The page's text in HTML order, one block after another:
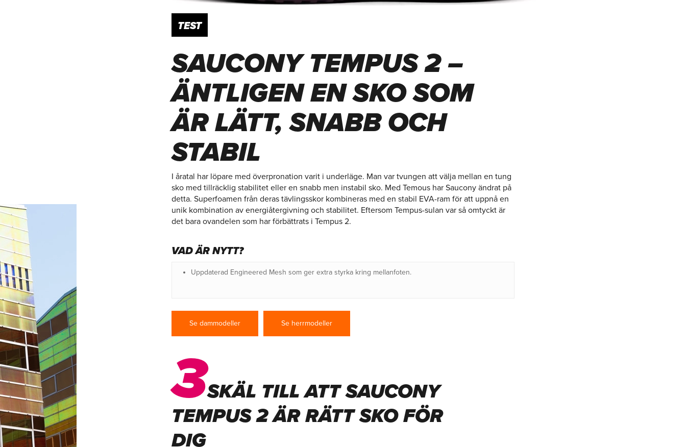
TEST
SAUCONY TEMPUS 2 –
ÄNTLIGEN EN SKO SOM
ÄR LÄTT, SNABB OCH
STABIL
I åratal har löpare med överpronation varit i underläge. Man var tvungen att välja mellan en tung
sko med tillräcklig stabilitet eller en snabb men instabil sko. Med Temous har Saucony ändrat på
detta. Superfoamen från deras tävlingsskor kombineras med en stabil EVA-ram för att uppnå en
unik kombination av energiåtergivning och stabilitet. Eftersom Tempus-sulan var så omtyckt är
det bara ovandelen som har förbättrats i Tempus 2.
VAD ÄR NYTT?
Uppdaterad Engineered Mesh som ger extra styrka kring mellanfoten.
Se dammodeller Se herrmodeller
3SKÄL TILL ATT SAUCONY
TEMPUS 2 ÄR RÄTT SKO FÖR
DIG